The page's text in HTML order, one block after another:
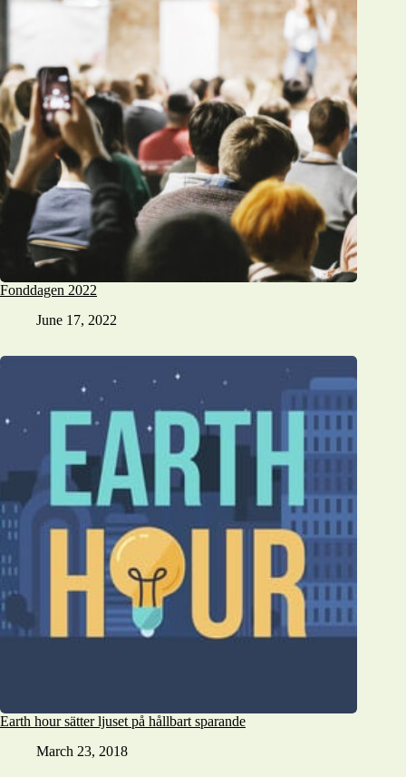
Fonddagen 2022
June 17, 2022
Earth hour sätter ljuset på hållbart sparande
March 23, 2018